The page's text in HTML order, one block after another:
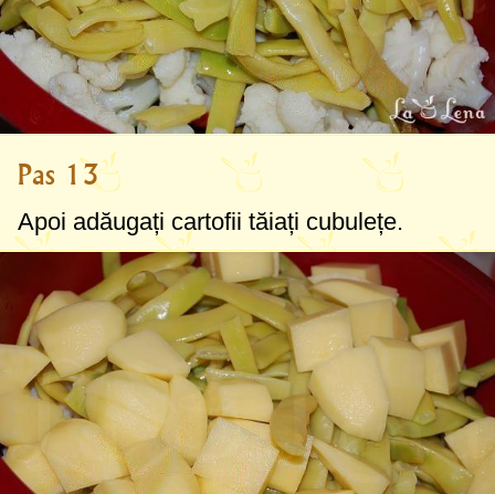
Pas 13
Apoi adăugați cartofii tăiați cubulețe.